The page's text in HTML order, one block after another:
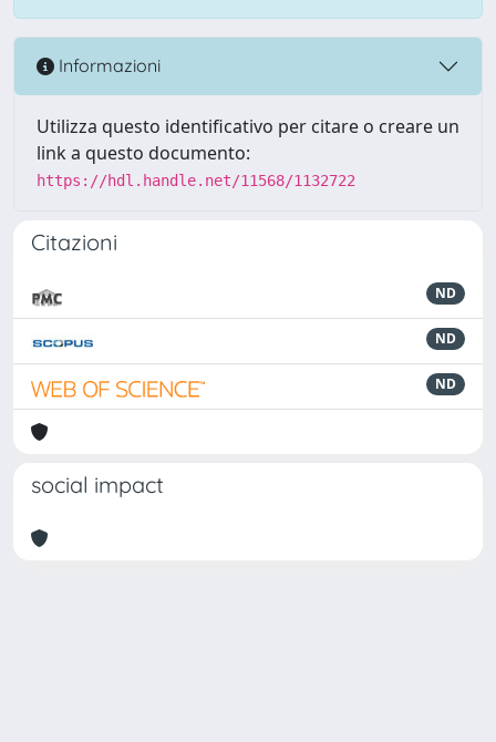
Informazioni
Utilizza questo identificativo per citare o creare un
link a questo documento:
https://hdl.handle.net/11568/1132722
Citazioni
ND
ND
ND
social impact